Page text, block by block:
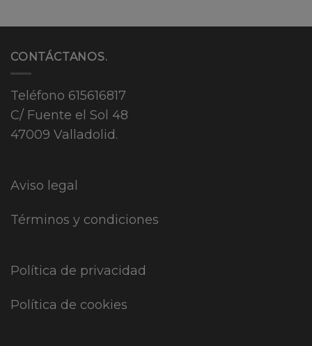
CONTÁCTANOS.
Teléfono 615616817
C/ Fuente el Sol 48
47009 Valladolid.
Aviso legal
Términos y condiciones
Política de privacidad
Política de cookies